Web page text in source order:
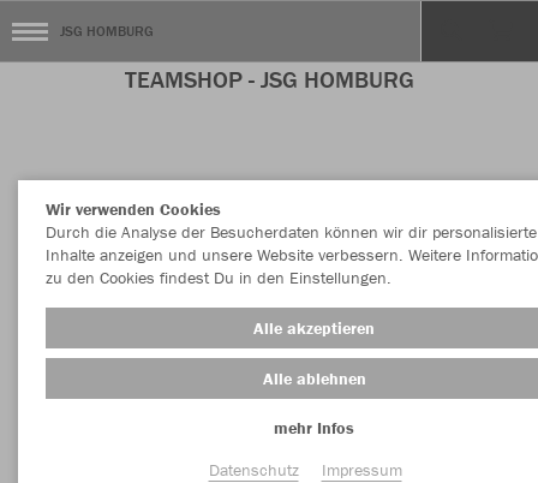
JSG HOMBURG
TEAMSHOP - JSG HOMBURG
Wir verwenden Cookies
Durch die Analyse der Besucherdaten können wir dir personalisierte
Inhalte anzeigen und unsere Website verbessern. Weitere
zu den Cookies findest Du in den Einstellungen.
Alle akzeptieren
Alle ablehnen
mehr Infos
Datenschutz
Impressum